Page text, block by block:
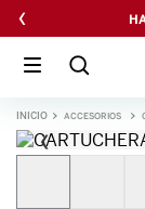
‹
ACCESORIOS
‹